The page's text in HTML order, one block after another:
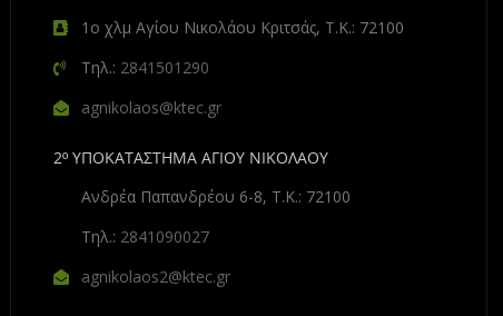
1ο χλμ Αγίου Νικολάου Κριτσάς, Τ.Κ.: 72100
Τηλ.: 2841501290
agnikolaos@ktec.gr
2º ΥΠΟΚΑΤΑΣΤΗΜΑ ΑΓΙΟΥ ΝΙΚΟΛΑΟΥ
Ανδρέα Παπανδρέου 6-8, Τ.Κ.: 72100
Τηλ.: 2841090027
agnikolaos2@ktec.gr